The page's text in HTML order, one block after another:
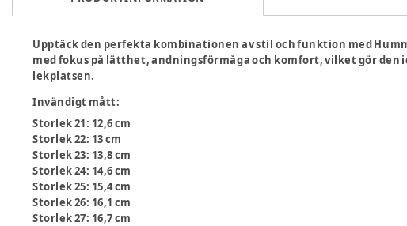
Upptäck den perfekta kombinationen av stil och funktion med
med fokus på lätthet, andningsförmåga och komfort, vilket gör den
lekplatsen.
Invändigt mått:
Storlek 21: 12,6 cm
Storlek 22: 13 cm
Storlek 23: 13,8 cm
Storlek 24: 14,6 cm
Storlek 25: 15,4 cm
Storlek 26: 16,1 cm
Storlek 27: 16,7 cm